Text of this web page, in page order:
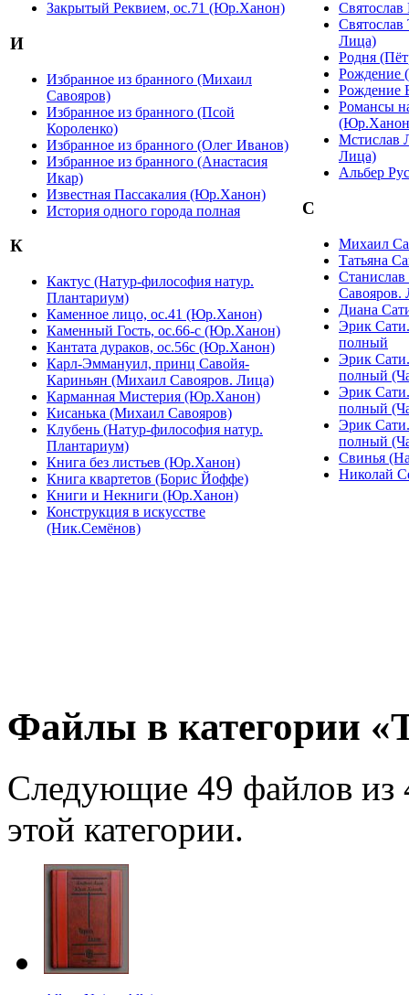
Закрытый Реквием, ос.71 (Юр.Ханон)
И
Избранное из бранного (Михаил
Савояров)
Избранное из бранного (Псой
Короленко)
Избранное из бранного (Олег Иванов)
Избранное из бранного (Анастасия
Икар)
Известная Пассакалия (Юр.Ханон)
История одного города полная
К
Кактус (Натур-философия натур.
Плантариум)
Каменное лицо, ос.41 (Юр.Ханон)
Каменный Гость, ос.66-с (Юр.Ханон)
Кантата дураков, ос.56с (Юр.Ханон)
Карл-Эммануил, принц Савойя-
Кариньян (Михаил Савояров. Лица)
Карманная Мистерия (Юр.Ханон)
Кисанька (Михаил Савояров)
Клубень (Натур-философия натур.
Плантариум)
Книга без листьев (Юр.Ханон)
Книга квартетов (Борис Йоффе)
Книги и Некниги (Юр.Ханон)
Конструкция в искусстве
(Ник.Семёнов)
Лица)
Родня
Рождение
Рождение
Романсы
Мстислав
Лица)
Альбер
С
Михаил
Татьяна
Савояров.
Диана
Эрик
полный
Эрик
полный
Эрик
полный
Эрик
полный
Свинья
Николай
Файлы в категории
Следующие 49 файлов
этой категории.